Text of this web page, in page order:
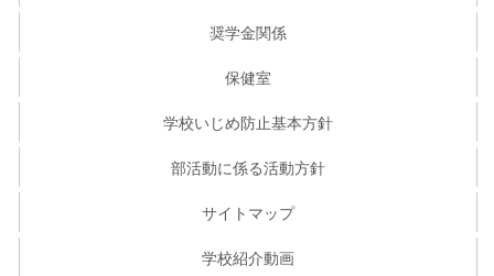
奨学金関係
保健室
学校いじめ防止基本方針
部活動に係る活動方針
サイトマップ
学校紹介動画